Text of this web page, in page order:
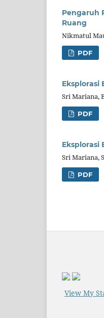
Pengaruh
Ruang
Nikmatul
PDF
Eksplorasi
Sri Mariana,
PDF
Eksplorasi
Sri Mariana,
PDF
View My